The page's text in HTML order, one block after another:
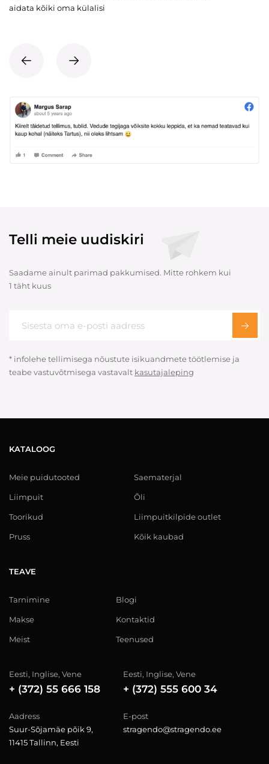
aidata kõiki oma külalisi
Telli meie uudiskiri
Saadame ainult parimad pakkumised. Mitte rohkem kui
1 täht kuus
* infolehe tellimisega nõustute isikuandmete töötlemise ja
teabe vastuvõtmisega vastavalt kasutajaleping
KATALOOG
Meie puidutooted
Liimpuit
Toorikud
Pruss
Saematerjal
Õli
Liimpuitkilpide outlet
Kõik kaubad
TEAVE
Tarnimine
Makse
Meist
Blogi
Kontaktid
Teenused
Eesti, Inglise, Vene
+ (372) 55 666 158
Eesti, Inglise, Vene
+ (372) 555 600 34
Aadress
Suur-Sõjamäe põik 9,
11415 Tallinn, Eesti
E-post
stragendo@stragendo.ee